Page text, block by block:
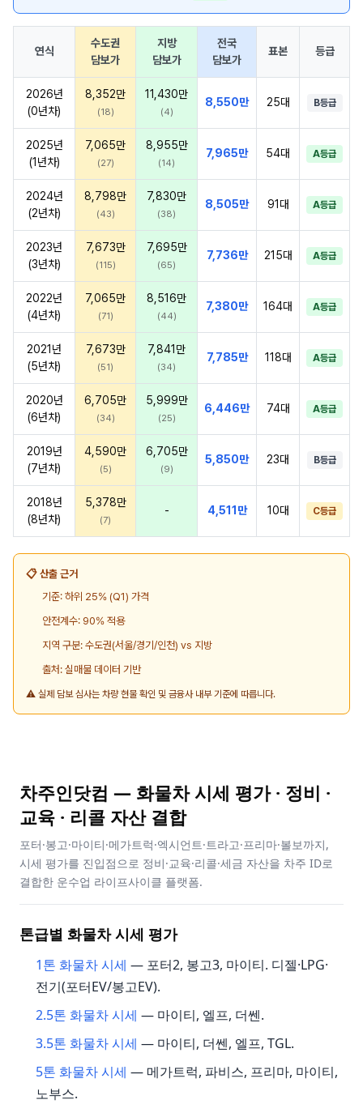
연식
수도권
담보가
지방
담보가
전국
담보가
표본 등급
2026년
(0년차)
8,352만
(18)
11,430만
(4)
8,550만 25대 B등급
2025년
(1년차)
7,065만
(27)
8,955만
(14)
7,965만 54대 A등급
2024년
(2년차)
8,798만
(43)
7,830만
(38)
8,505만 91대 A등급
2023년
(3년차)
7,673만
(115)
7,695만
(65)
7,736만 215대 A등급
2022년
(4년차)
7,065만
(71)
8,516만
(44)
7,380만 164대 A등급
2021년
(5년차)
7,673만
(51)
7,841만
(34)
7,785만 118대 A등급
2020년
(6년차)
6,705만
(34)
5,999만
(25)
6,446만 74대 A등급
2019년
(7년차)
4,590만
(5)
6,705만
(9)
5,850만 23대 B등급
2018년
(8년차)
5,378만
(7)
- 4,511만 10대 C등급
📋 산출 근거
기준: 하위 25% (Q1) 가격
안전계수: 90% 적용
지역 구분: 수도권(서울/경기/인천) vs 지방
출처: 실매물 데이터 기반
⚠️ 실제 담보 심사는 차량 현물 확인 및 금융사 내부 기준에 따릅니다.
차주인닷컴 — 화물차 시세 평가 · 정비 ·
교육 · 리콜 자산 결합
포터·봉고·마이티·메가트럭·엑시언트·트라고·프리마·볼보까지,
시세 평가를 진입점으로 정비·교육·리콜·세금 자산을 차주 ID로
결합한 운수업 라이프사이클 플랫폼.
톤급별 화물차 시세 평가
1톤 화물차 시세 — 포터2, 봉고3, 마이티. 디젤·LPG·
전기(포터EV/봉고EV).
2.5톤 화물차 시세 — 마이티, 엘프, 더쎈.
3.5톤 화물차 시세 — 마이티, 더쎈, 엘프, TGL.
5톤 화물차 시세 — 메가트럭, 파비스, 프리마, 마이티,
노부스.